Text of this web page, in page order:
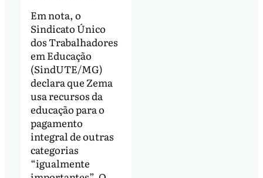
Em nota, o
Sindicato Único
dos Trabalhadores
em Educação
(SindUTE/MG)
declara que Zema
usa recursos da
educação para o
pagamento
integral de outras
categorias
“igualmente